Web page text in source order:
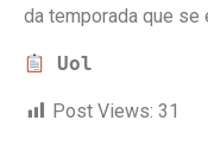
da temporada que se
Uol
Post Views: 31